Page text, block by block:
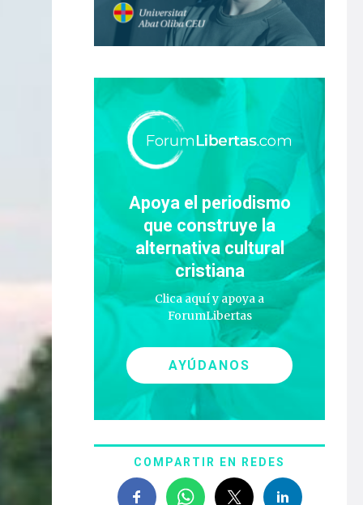
Apoya el periodismo
que construye la
alternativa cultural
cristiana
Clica aquí y apoya a
ForumLibertas
AYÚDANOS
COMPARTIR EN REDES